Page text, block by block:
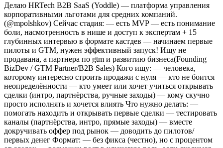
Делаю HRTech B2B SaaS (Yoddle) — платформа управления
корпоративными льготами для средних компаний.
(@mpolshkov) Сейчас стадия: — есть MVP — есть понимание
боли, насмотренность в нише и доступ к экспертам + 15
глубинных интервью в формате кастдев — начинаем первые
пилоты и GTM, нужен эффективный запуск! Ищу не
продавана, а партнера по gtm и развитию бизнеса(Founding
BizDev / GTM Partner/B2B Sales) Кого ищу: — человека,
которому интересно строить продажи с нуля — кто не боится
неопределённости — кто умеет или хочет учиться открывать
сделки (интро, партнёрства, ручные заходы) — кому скучно
просто исполнять и хочется влиять Что нужно делать: —
помогать находить и открывать первые сделки — тестировать
каналы (партнёрства, интро, прямые заходы) — вместе
докручивать оффер под рынок — доводить до пилотов/
первых денег Формат: — без фикса (честно), но с процентом